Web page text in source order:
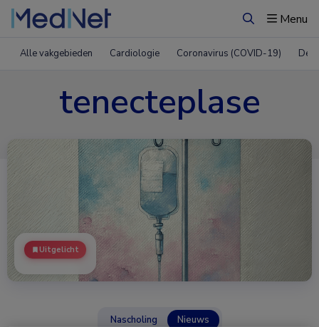
ZoekenMenu
Alle vakgebieden Cardiologie Coronavirus (COVID-19)
tenecteplase
Uitgelicht
Nascholing Nieuws